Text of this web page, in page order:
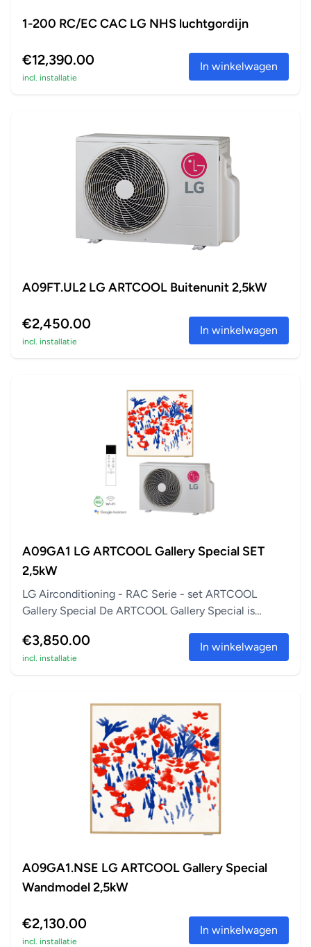
1-200 RC/EC CAC LG NHS luchtgordijn
€12,390.00
incl. installatie
In winkelwagen
A09FT.UL2 LG ARTCOOL Buitenunit 2,5kW
€2,450.00
incl. installatie
In winkelwagen
A09GA1 LG ARTCOOL Gallery Special SET
2,5kW
LG Airconditioning - RAC Serie - set ARTCOOL
Gallery Special De ARTCOOL Gallery Special is
€3,850.00
incl. installatie
In winkelwagen
A09GA1.NSE LG ARTCOOL Gallery Special
Wandmodel 2,5kW
€2,130.00
incl. installatie
In winkelwagen